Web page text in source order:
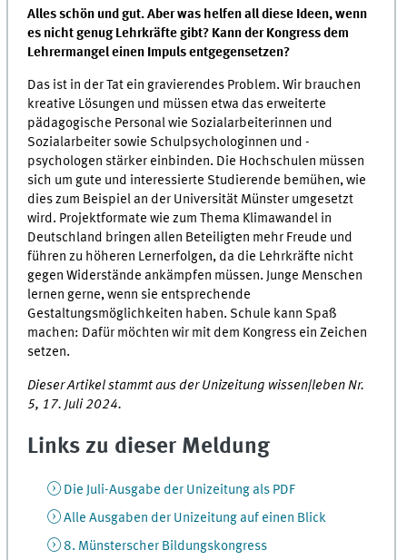
Alles schön und gut. Aber was helfen all diese Ideen, wenn
es nicht genug Lehrkräfte gibt? Kann der Kongress dem
Lehrermangel einen Impuls entgegensetzen?
Das ist in der Tat ein gravierendes Problem. Wir brauchen
kreative Lösungen und müssen etwa das erweiterte
pädagogische Personal wie Sozialarbeiterinnen und
Sozialarbeiter sowie Schulpsychologinnen und -
psychologen stärker einbinden. Die Hochschulen müssen
sich um gute und interessierte Studierende bemühen, wie
dies zum Beispiel an der Universität Münster umgesetzt
wird. Projektformate wie zum Thema Klimawandel in
Deutschland bringen allen Beteiligten mehr Freude und
führen zu höheren Lernerfolgen, da die Lehrkräfte nicht
gegen Widerstände ankämpfen müssen. Junge Menschen
lernen gerne, wenn sie entsprechende
Gestaltungsmöglichkeiten haben. Schule kann Spaß
machen: Dafür möchten wir mit dem Kongress ein Zeichen
setzen.
Dieser Artikel stammt aus der Unizeitung wissen|leben Nr.
5, 17. Juli 2024.
Links zu dieser Meldung
Die Juli-Ausgabe der Unizeitung als PDF
Alle Ausgaben der Unizeitung auf einen Blick
8. Münsterscher Bildungskongress